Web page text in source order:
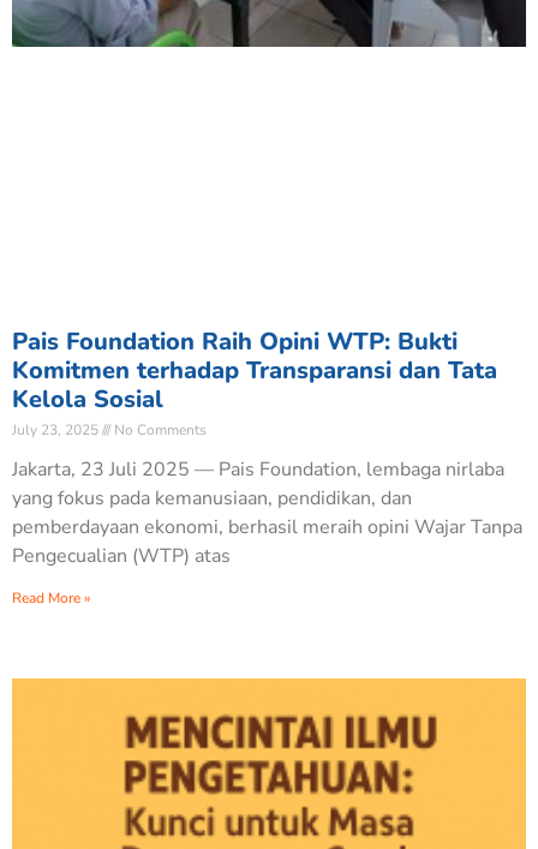
Pais Foundation Raih Opini WTP: Bukti
Komitmen terhadap Transparansi dan Tata
Kelola Sosial
July 23, 2025 No Comments
Jakarta, 23 Juli 2025 — Pais Foundation, lembaga nirlaba
yang fokus pada kemanusiaan, pendidikan, dan
pemberdayaan ekonomi, berhasil meraih opini Wajar Tanpa
Pengecualian (WTP) atas
Read More »